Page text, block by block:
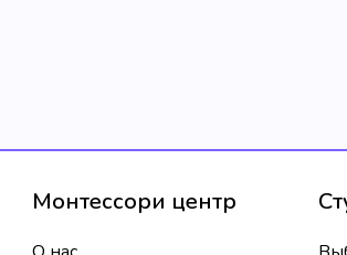
Монтессори центр